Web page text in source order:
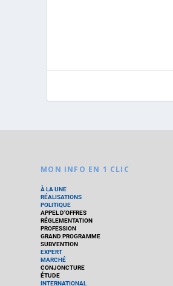
MON INFO EN 1 CLIC
À LA UNE
RÉALISATIONS
POLITIQUE
APPEL D’OFFRES
RÉGLEMENTATION
PROFESSION
GRAND PROGRAMME
SUBVENTION
EXPERT
MARCHÉ
CONJONCTURE
ÉTUDE
INTERNATIONAL